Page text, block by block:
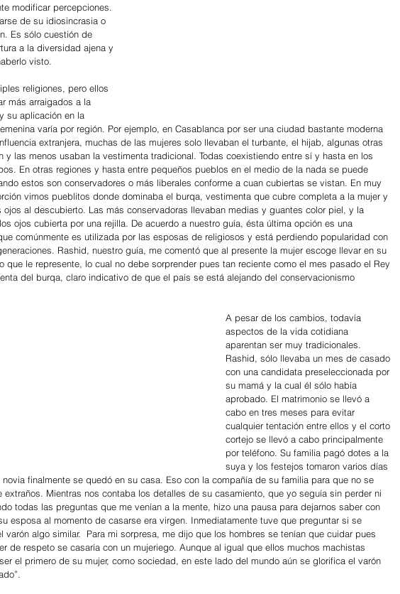
modificar percepciones.
de su idiosincrasia o
Es sólo cuestión de
a la diversidad ajena y
visto.
religiones, pero ellos
más arraigados a la
su aplicación en la
varía por región. Por ejemplo, en Casablanca por ser una ciudad bastante moderna
extranjera, muchas de las mujeres solo llevaban el turbante, el hijab, algunas otras
y las menos usaban la vestimenta tradicional. Todas coexistiendo entre sí y hasta en los
En otras regiones y hasta entre pequeños pueblos en el medio de la nada se puede
estos son conservadores o más liberales conforme a cuan cubiertas se vistan. En muy
vimos pueblitos donde dominaba el burqa, vestimenta que cubre completa a la mujer y
ojos al descubierto. Las más conservadoras llevaban medias y guantes color piel, y la
ojos cubierta por una rejilla. De acuerdo a nuestro guía, ésta última opción es una
comúnmente es utilizada por las esposas de religiosos y está perdiendo popularidad con
Rashid, nuestro guía, me comentó que al presente la mujer escoge llevar en su
que le represente, lo cual no debe sorprender pues tan reciente como el mes pasado el Rey
del burqa, claro indicativo de que el país se está alejando del conservacionismo
A pesar de los cambios, todavía
aspectos de la vida cotidiana
aparentan ser muy tradicionales.
Rashid, sólo llevaba un mes de casado
con una candidata preseleccionada por
su mamá y la cual él sólo había
aprobado. El matrimonio se llevó a
cabo en tres meses para evitar
cualquier tentación entre ellos y el corto
cortejo se llevó a cabo principalmente
por teléfono. Su familia pagó dotes a la
suya y los festejos tomaron varios días
novia finalmente se quedó en su casa. Eso con la compañía de su familia para que no se
extraños. Mientras nos contaba los detalles de su casamiento, que yo seguía sin perder ni
todas las preguntas que me venían a la mente, hizo una pausa para dejarnos saber con
esposa al momento de casarse era virgen. Inmediatamente tuve que preguntar si se
varón algo similar.  Para mi sorpresa, me dijo que los hombres se tenían que cuidar pues
de respeto se casaría con un mujeriego. Aunque al igual que ellos muchos machistas
el primero de su mujer, como sociedad, en este lado del mundo aún se glorifica el varón